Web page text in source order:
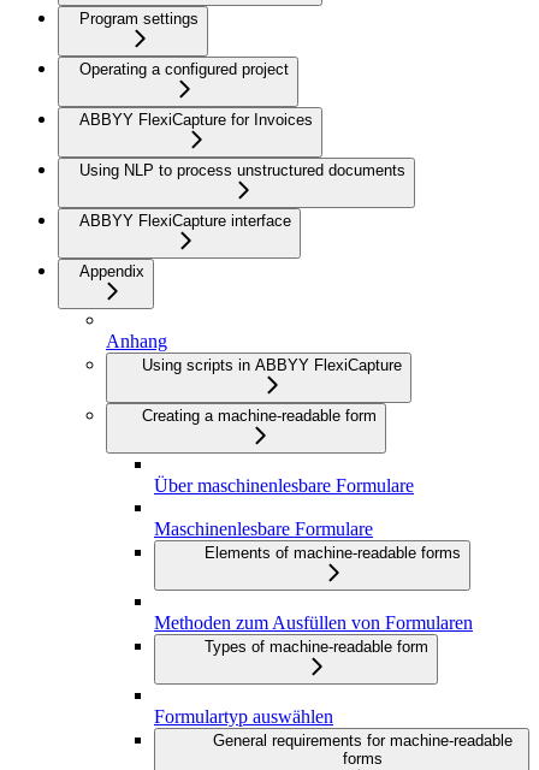
Program settings
Operating a configured project
ABBYY FlexiCapture for Invoices
Using NLP to process unstructured documents
ABBYY FlexiCapture interface
Appendix
Anhang
Using scripts in ABBYY FlexiCapture
Creating a machine-readable form
Über maschinenlesbare Formulare
Maschinenlesbare Formulare
Elements of machine-readable forms
Methoden zum Ausfüllen von Formularen
Types of machine-readable form
Formulartyp auswählen
General requirements for machine-readable
forms